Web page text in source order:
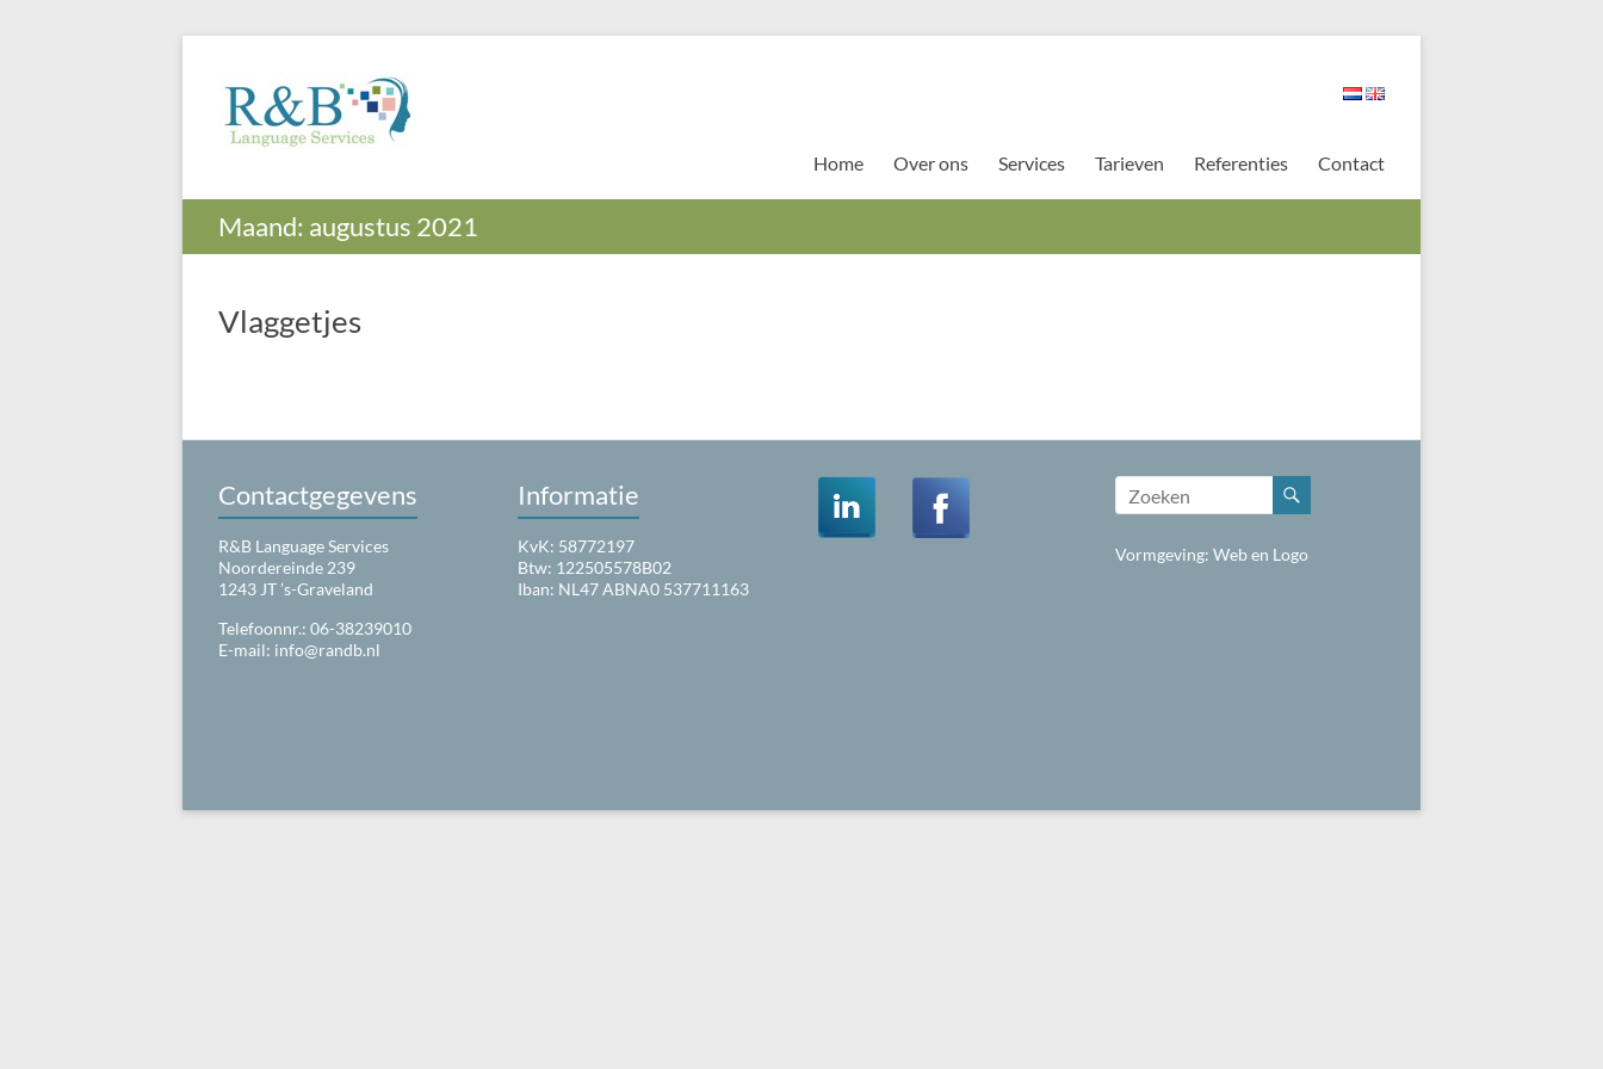
inhoud
R&B
Translation
Engels-
Nederlands
Engels
Home Over ons Services Tarieven Referenties Contact
Maand: augustus 2021
Vlaggetjes
Contactgegevens
R&B Language Services
Noordereinde 239
1243 JT ’s-Graveland
Telefoonnr.: 06-38239010
E-mail: info@randb.nl
Informatie
KvK: 58772197
Btw: 122505578B02
Iban: NL47 ABNA0 537711163
Vormgeving: Web en Logo